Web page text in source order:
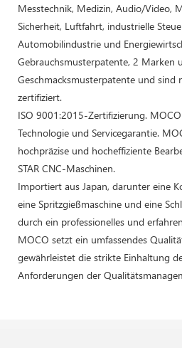
Messtechnik, Medizin, Audio/Video,
Sicherheit, Luftfahrt, industrielle
Automobilindustrie und
Gebrauchsmusterpatente, 2 Marken
Geschmacksmusterpatente und sind
zertifiziert.
ISO 9001:2015-Zertifizierung.
Technologie und Servicegarantie.
hochpräzise und hocheffiziente
STAR CNC-Maschinen.
Importiert aus Japan, darunter eine
eine Spritzgießmaschine und eine
durch ein professionelles und
MOCO setzt ein umfassendes
gewährleistet die strikte Einhaltung
Anforderungen der